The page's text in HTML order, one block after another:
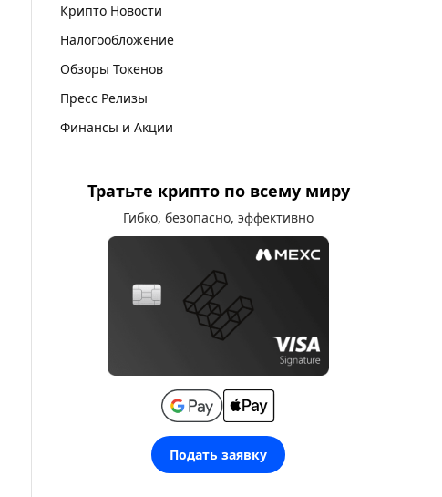
Крипто Новости
Налогообложение
Обзоры Токенов
Пресс Релизы
Финансы и Акции
Тратьте крипто по всему миру
Гибко, безопасно, эффективно
Подать заявку